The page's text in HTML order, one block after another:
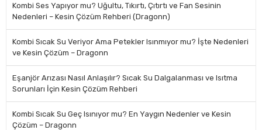
Kombi Ses Yapıyor mu? Uğultu, Tıkırtı, Çıtırtı ve Fan Sesinin
Nedenleri – Kesin Çözüm Rehberi (Dragonn)
Kombi Sıcak Su Veriyor Ama Petekler Isınmıyor mu? İşte Nedenleri
ve Kesin Çözüm – Dragonn
Eşanjör Arızası Nasıl Anlaşılır? Sıcak Su Dalgalanması ve Isıtma
Sorunları İçin Kesin Çözüm Rehberi
Kombi Sıcak Su Geç Isınıyor mu? En Yaygın Nedenler ve Kesin
Çözüm – Dragonn